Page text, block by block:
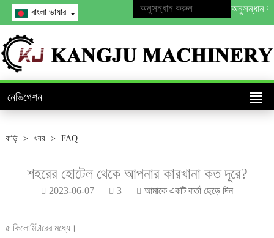
বাংলা ভাষার
নেভিগেশন
বাড়ি > খবর > FAQ
শহরের হোটেল থেকে আপনার কারখানা কত দূরে?
2023-06-07 3 আমাকে একটি বার্তা ছেড়ে দিন
৫ কিলোমিটারের মধ্যে।